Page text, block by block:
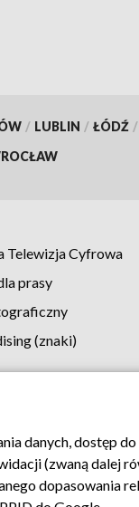
/ LUBLIN / ŁÓDŹ /
Telewizja Cyfrowa
prasy
(znaki)
Kontakt
danych, dostęp
(zwaną dalej
dopasowania